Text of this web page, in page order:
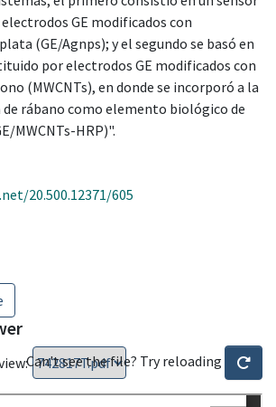
GE modificados con
(GE/Agnps); y el segundo se basó en
por electrodos GE modificados con
(MWCNTs), en donde se incorporó a la
rábano como elemento biológico de
MWCNTs-HRP)".
20.500.12371/605
Can't see the file? Try reloading